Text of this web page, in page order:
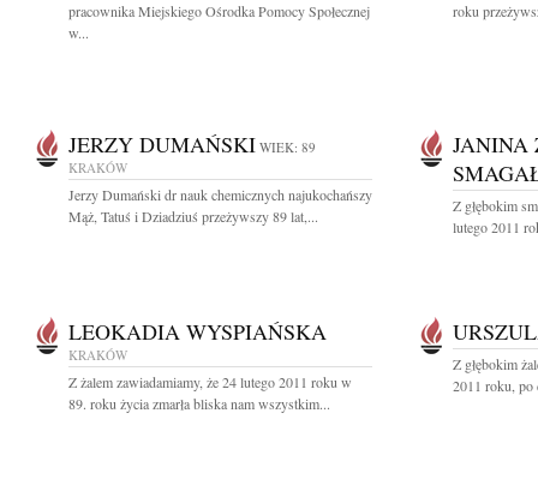
pracownika Miejskiego Ośrodka Pomocy Społecznej
w...
roku
JERZY DUMAŃSKI WIEK: 89
KRAKÓW
Jerzy Dumański dr nauk chemicznych najukochańszy
Mąż, Tatuś i Dziadziuś przeżywszy 89 lat,...
JANINA
Z głębokim
lutego 2011
LEOKADIA WYSPIAŃSKA
KRAKÓW
Z żalem zawiadamiamy, że 24 lutego 2011 roku w
89. roku życia zmarła bliska nam wszystkim...
Z głębokim
2011 roku, po